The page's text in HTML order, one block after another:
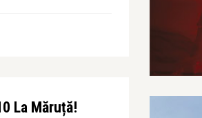
La Măruță!